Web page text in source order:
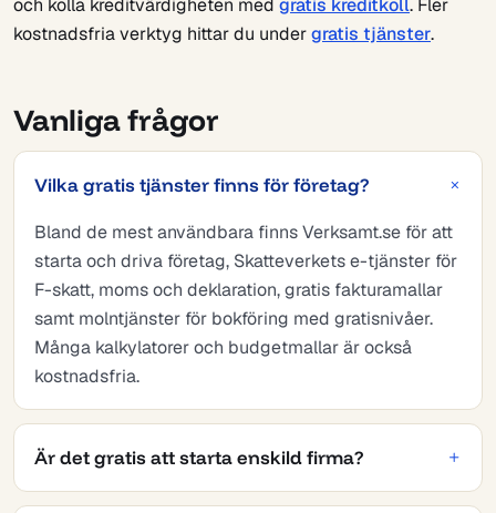
och kolla kreditvärdigheten med gratis kreditkoll. Fler
kostnadsfria verktyg hittar du undergratis tjänster.
Vanliga frågor
Vilka gratis tjänster finns för företag?
Bland de mest användbara finns Verksamt.se för att
starta och driva företag, Skatteverkets e-tjänster för
F-skatt, moms och deklaration, gratis fakturamallar
samt molntjänster för bokföring med gratisnivåer.
Många kalkylatorer och budgetmallar är också
kostnadsfria.
Är det gratis att starta enskild firma?